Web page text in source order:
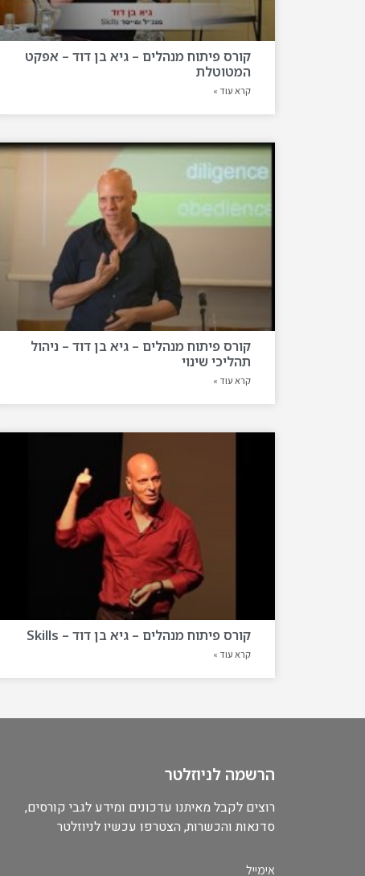
קורס פיתוח מנהלים – גיא בן דוד – אפקט
המטוטלת
קרא עוד »
קורס פיתוח מנהלים – גיא בן דוד – ניהול
תהליכי שינוי
קרא עוד »
קורס פיתוח מנהלים – גיא בן דוד – Skills
קרא עוד »
הרשמה לניוזלטר
רוצים לקבל מאיתנו עדכונים ומידע לגבי קורסים,
סדנאות והכשרות, הצטרפו עכשיו לניוזלטר
אימייל